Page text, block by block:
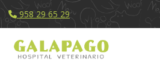
958 29 65 29